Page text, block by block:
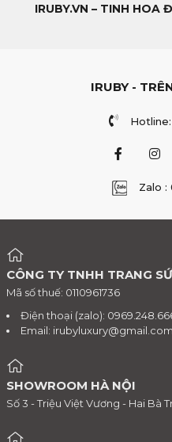
IRUBY.VN – TINH HOA
IRUBY -
Zalo
CÔNG TY TNHH TRANG
Mã số thuế: 0110961736
Điện thoại (zalo):
Email: irubyluxury@gmail.com
SHOWROOM HÀ NỘI
Số 3 - Triệu Việt Vương - Hai Bà